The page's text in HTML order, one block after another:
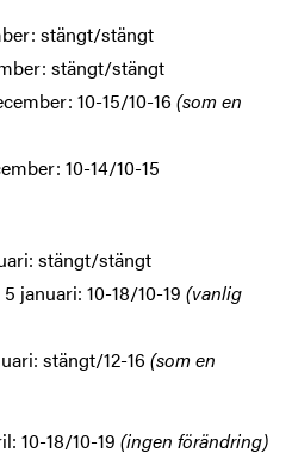
stängt/stängt
stängt/stängt
10-15/10-16 (som en
10-14/10-15
stängt/stängt
januari: 10-18/10-19 (vanlig
stängt/12-16 (som en
10-18/10-19 (ingen förändring)